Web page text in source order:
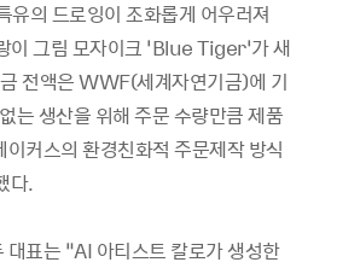
유의 드로잉이 조화롭게 어우러져
그림 모자이크 ‘Blue Tiger’가 새
전액은 WWF(세계자연기금)에 기
는 생산을 위해 주문 수량만큼 제품
커스의 환경친화적 주문제작 방식
다.
대표는 “AI 아티스트 칼로가 생성한